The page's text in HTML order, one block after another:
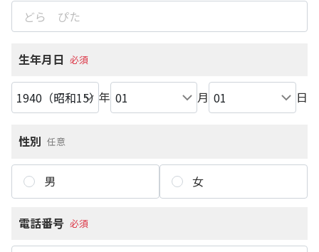
生年月日 必須
年 月 日
性別 任意
男 女
電話番号 必須